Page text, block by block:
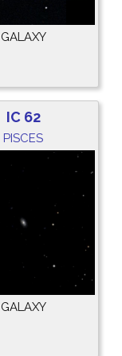
GALAXY
IC 62
PISCES
GALAXY